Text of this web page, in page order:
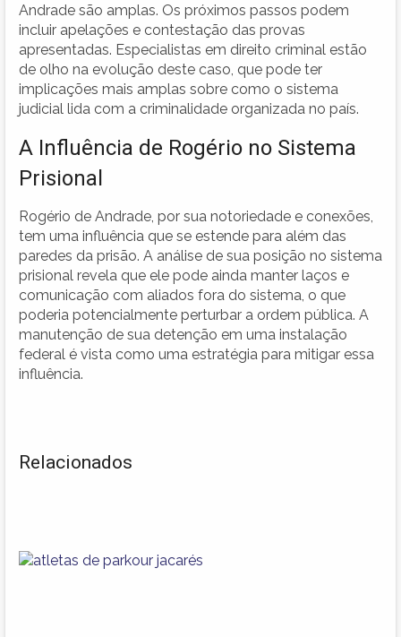
Andrade são amplas. Os próximos passos podem
incluir apelações e contestação das provas
apresentadas. Especialistas em direito criminal estão
de olho na evolução deste caso, que pode ter
implicações mais amplas sobre como o sistema
judicial lida com a criminalidade organizada no país.
A Influência de Rogério no Sistema
Prisional
Rogério de Andrade, por sua notoriedade e conexões,
tem uma influência que se estende para além das
paredes da prisão. A análise de sua posição no sistema
prisional revela que ele pode ainda manter laços e
comunicação com aliados fora do sistema, o que
poderia potencialmente perturbar a ordem pública. A
manutenção de sua detenção em uma instalação
federal é vista como uma estratégia para mitigar essa
influência.
Relacionados